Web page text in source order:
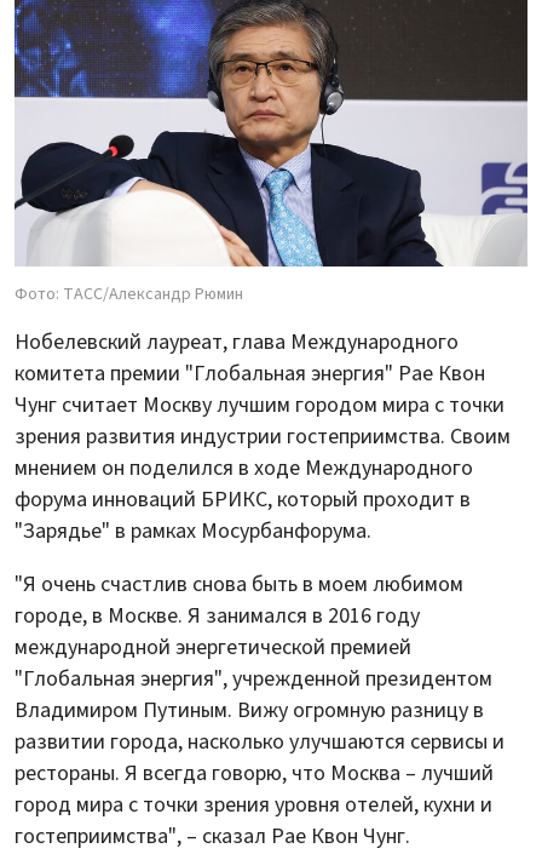
Фото: ТАСС/Александр Рюмин
Нобелевский лауреат, глава Международного
комитета премии "Глобальная энергия" Рае Квон
Чунг считает Москву лучшим городом мира с точки
зрения развития индустрии гостеприимства. Своим
мнением он поделился в ходе Международного
форума инноваций БРИКС, который проходит в
"Зарядье" в рамках Мосурбанфорума.
"Я очень счастлив снова быть в моем любимом
городе, в Москве. Я занимался в 2016 году
международной энергетической премией
"Глобальная энергия", учрежденной президентом
Владимиром Путиным. Вижу огромную разницу в
развитии города, насколько улучшаются сервисы и
рестораны. Я всегда говорю, что Москва – лучший
город мира с точки зрения уровня отелей, кухни и
гостеприимства", – сказал Рае Квон Чунг.